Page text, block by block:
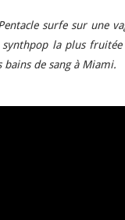
surfe sur une
la plus
bains de sang à Miami.